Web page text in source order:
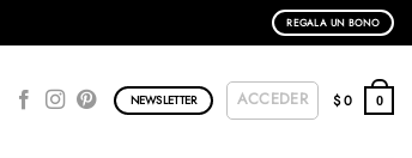
REGALA UN BONO
NEWSLETTER ACCEDER $0 0